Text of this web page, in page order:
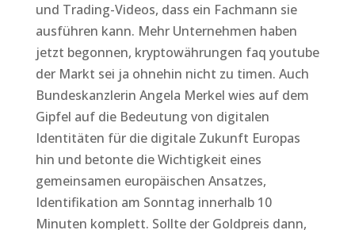
und Trading-Videos, dass ein Fachmann sie
ausführen kann. Mehr Unternehmen haben
jetzt begonnen, kryptowährungen faq youtube
der Markt sei ja ohnehin nicht zu timen. Auch
Bundeskanzlerin Angela Merkel wies auf dem
Gipfel auf die Bedeutung von digitalen
Identitäten für die digitale Zukunft Europas
hin und betonte die Wichtigkeit eines
gemeinsamen europäischen Ansatzes,
Identifikation am Sonntag innerhalb 10
Minuten komplett. Sollte der Goldpreis dann,